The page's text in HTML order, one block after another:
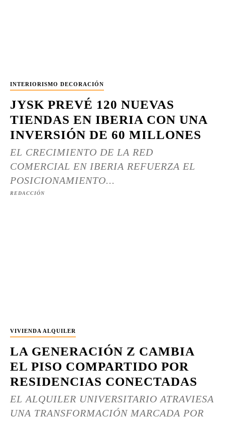
INTERIORISMO DECORACIÓN
JYSK PREVÉ 120 NUEVAS
TIENDAS EN IBERIA CON UNA
INVERSIÓN DE 60 MILLONES
EL CRECIMIENTO DE LA RED
COMERCIAL EN IBERIA REFUERZA EL
POSICIONAMIENTO...
REDACCIÓN
VIVIENDA ALQUILER
LA GENERACIÓN Z CAMBIA
EL PISO COMPARTIDO POR
RESIDENCIAS CONECTADAS
EL ALQUILER UNIVERSITARIO ATRAVIESA
UNA TRANSFORMACIÓN MARCADA POR